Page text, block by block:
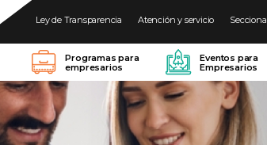
Ley de Transparencia Atención y servicio
Programas para
empresarios
Eventos para
Empresarios